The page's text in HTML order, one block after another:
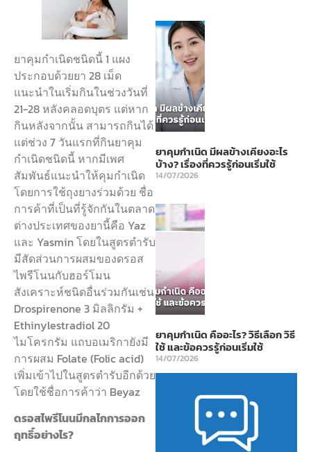
ยาคุมกำเนิดชนิดนี้ 1 แผง
ประกอบด้วยยา 28 เม็ด
แนะนำในเริ่มกินในช่วงวันที่
21-28 หลังคลอดบุตร แต่หาก
กินหลังจากนั้น สามารถกินได้
แต่ช่วง 7 วันแรกที่กินยาคุม
กำเนิดชนิดนี้ หากมีเพศ
สัมพันธ์แนะนำให้คุมกำเนิด
โดยการใช้ถุงยางร่วมด้วย ชื่อ
การค้าที่เป็นที่รู้จักกันในตลาด
ต่างประเทศของยานี้คือ Yaz
และ Yasmin โดยในสูตรตำรับ
มีสัดส่วนการผสมของดรอส
ไพรีโนนกับฮอร์โมน
สังเคราะห์ชนิดอื่นร่วมกันเช่น
Drospirenone 3 มิลลิกรัม +
Ethinylestradiol 20
ไมโครกรัม แถบอเมริกายังมี
การผสม Folate (Folic acid)
เพิ่มเข้าไปในสูตรตำรับอีกด้วย
โดยใช้ชื่อการค้าว่า Beyaz
ดรอสไพรีโนนมีกลไกการออก
ฤทธิ์อย่างไร?
ยาคุมกำเนิด มีผลข้างเคียงอะไร
บ้าง? เรื่องที่ควรรู้ก่อนเริ่มใช้
14/07/2026
ยาคุมกำเนิด คืออะไร? วิธีเลือก วิธี
ใช้ และข้อควรรู้ก่อนเริ่มใช้
14/07/2026